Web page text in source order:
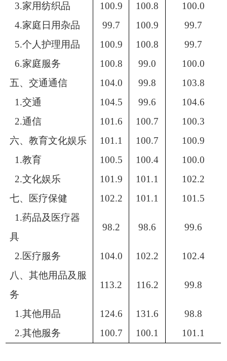
3.家用纺织品
100.9 100.8
100.0
4.家庭日用杂品
99.7 100.9
99.7
5.个人护理用品
100.9 100.8
99.7
6.家庭服务
100.8 99.0
100.0
五、交通通信
104.0 99.8
103.8
1.交通
104.5 99.6
104.6
2.通信
101.6 100.7
100.3
六、教育文化娱乐
101.1 100.7
100.9
1.教育
100.5 100.4
100.0
2.文化娱乐
101.9 101.1
102.2
七、医疗保健
102.2 101.1
101.5
1.药品及医疗器
具
98.2 98.6 99.6
2.医疗服务 104.0 102.2
102.4
八、其他用品及服
务
113.2 116.2 99.8
1.其他用品 124.6 131.6
98.8
2.其他服务
100.7 100.1 101.1